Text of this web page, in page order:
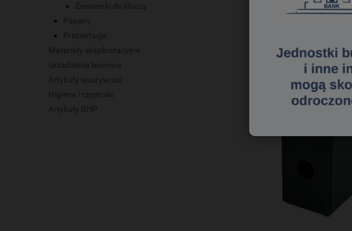
Zawieszki do kluczy
Papiery
Prezentacja
Materiały eksploatacyjne
Urządzenia biurowe
Artykuły spożywcze
Higiena i czystość
Artykuły BHP